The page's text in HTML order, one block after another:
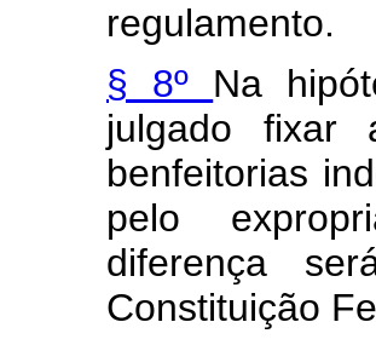
regulamento.
§ 8º Na
julgado fixar
benfeitorias
pelo
diferença
Constituição